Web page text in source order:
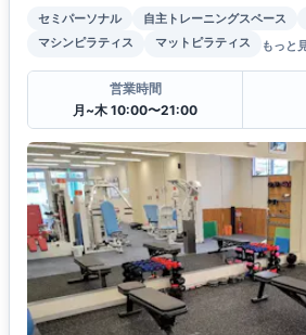
セミパーソナル 自主トレーニングスペース
マシンピラティス
マットピラティス もっと
営業時間
月~木 10:00〜21:00